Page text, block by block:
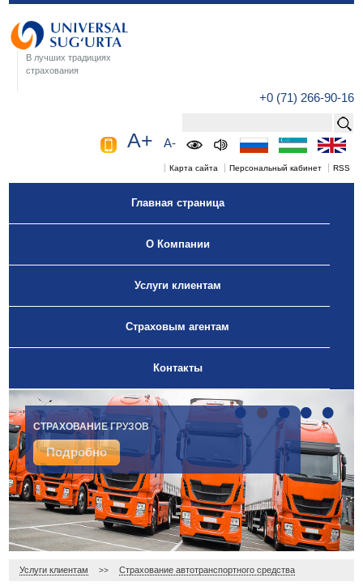
В лучших традициях
страхования
+0 (71) 266-90-16
A+ A-
Карта сайта Персональный кабинет RSS
Главная страница
О Компании
Услуги клиентам
Страховым агентам
Контакты
ДОБРОВОЛЬНОЕ МЕДИЦИНСКОЕ СТРАХОВАНИЕ
Подробно
СТРАХОВАНИЕ ГРУЗОВ
Подробно
•••••
Услуги клиентам >> Страхование автотранспортного средства